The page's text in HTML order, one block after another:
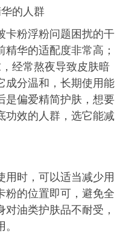
的人群
粉浮粉问题困扰的干
华的适配度非常高；
经常熬夜导致皮肤暗
成分温和，长期使用能
是偏爱精简护肤，想要
功效的人群，选它能减
时，可以适当减少用
粉的位置即可，避免全
油类护肤品不耐受，